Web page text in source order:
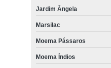
Jardim Ângela
Marsilac
Moema Pássaros
Moema Índios